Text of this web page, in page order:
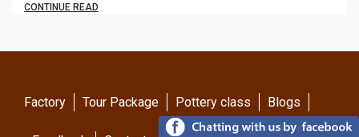
CONTINUE READ
Factory Tour Package Pottery class Blogs